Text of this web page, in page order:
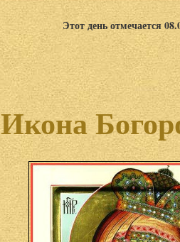
Этот день отмечается
Икона